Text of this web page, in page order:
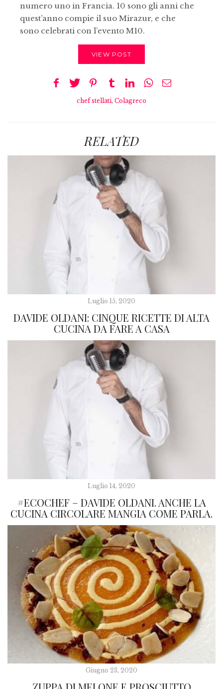
numero uno in Francia. 10 sono gli anni che
quest’anno compie il suo Mirazur, e che
sono celebrati con l’evento M10.
VIEW POST
chef stellati, Colagreco
RELATED
Luglio 15, 2020
DAVIDE OLDANI: CINQUE RICETTE DI ALTA
CUCINA DA FARE A CASA
Luglio 14, 2020
#ECOCHEF – DAVIDE OLDANI. ANCHE LA
CUCINA CIRCOLARE MANGIA COME PARLA.
Giugno 23, 2020